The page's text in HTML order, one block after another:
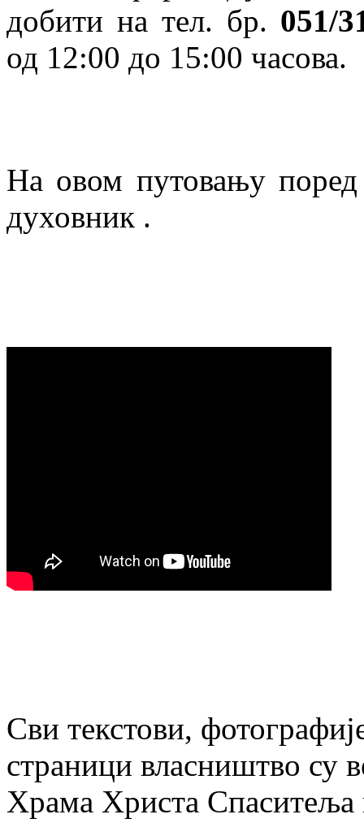
добити на тел. бр. 051/
од 12:00 до 15:00 часова.
На овом путовању
духовник .
Сви текстови,
страници власништво су
Храма Христа Спаситеља